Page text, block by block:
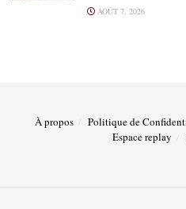
AOÛT 7, 2026
À propos Politique de
Espace replay